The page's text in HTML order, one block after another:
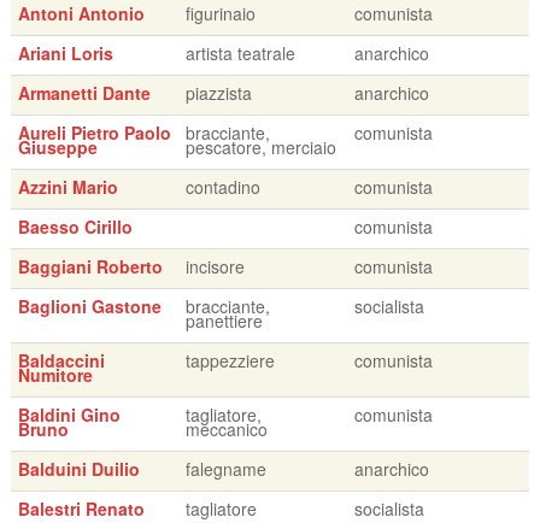
Antoni Antonio
figurinaio
comunista
Ariani Loris
artista teatrale
anarchico
Armanetti Dante
piazzista
anarchico
Aureli Pietro Paolo
Giuseppe
bracciante,
pescatore, merciaio
comunista
Azzini Mario contadino
comunista
Baesso Cirillo
comunista
Baggiani Roberto
incisore
comunista
Baglioni Gastone
bracciante,
panettiere
socialista
Baldaccini
Numitore
tappezziere comunista
Baldini Gino
Bruno
tagliatore,
meccanico
comunista
Balduini Duilio falegname
anarchico
Balestri Renato
tagliatore socialista